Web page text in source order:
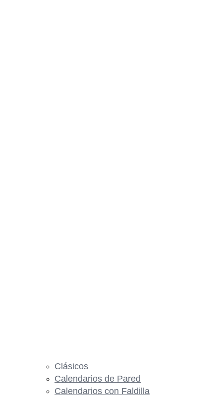
Clásicos
Calendarios de Pared
Calendarios con Faldilla